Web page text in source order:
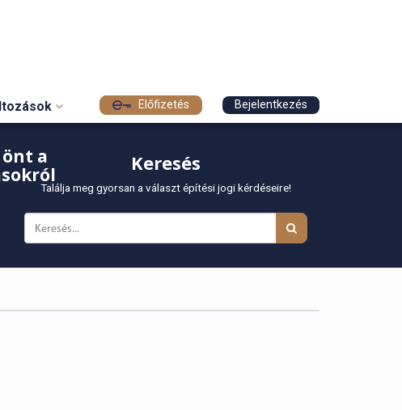
Előfizetés Bejelentkezés
a
Keresés
Találja meg gyorsan a választ építési jogi kérdéseire!